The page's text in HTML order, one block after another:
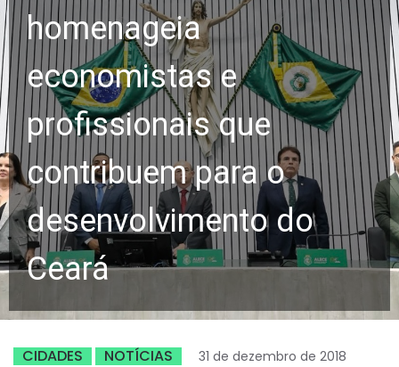
homenageia
economistas e
profissionais que
contribuem para o
desenvolvimento do
Ceará
CIDADES NOTÍCIAS 31 de dezembro de 2018